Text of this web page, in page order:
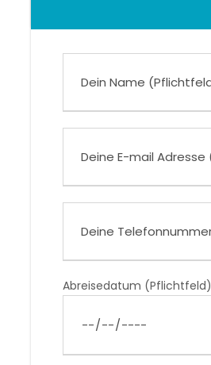
Abreisedatum (Pflichtfeld)